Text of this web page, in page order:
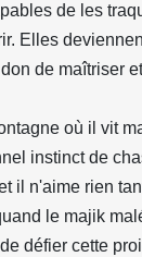
de les
Elles
de maîtriser
où il vit
instinct de
il n'aime rien
le majik
défier cette